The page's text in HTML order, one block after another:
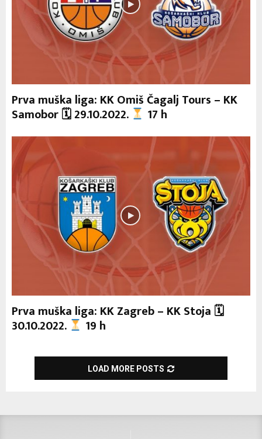
Prva muška liga: KK Omiš Čagalj Tours – KK
Samobor 🗓 29.10.2022. 17 h
Prva muška liga: KK Zagreb – KK Stoja 🗓
30.10.2022. 19 h
LOAD MORE POSTS